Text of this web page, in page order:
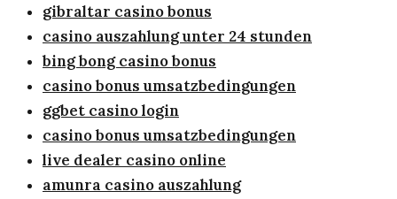
gibraltar casino bonus
casino auszahlung unter 24 stunden
bing bong casino bonus
casino bonus umsatzbedingungen
ggbet casino login
casino bonus umsatzbedingungen
live dealer casino online
amunra casino auszahlung